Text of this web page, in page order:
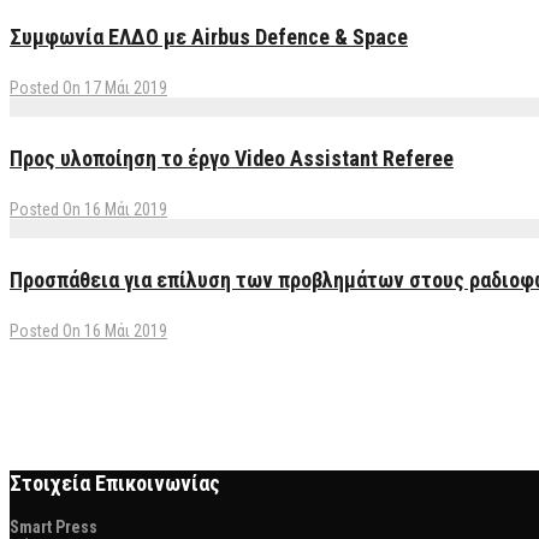
Συμφωνία ΕΛΔΟ με Airbus Defence & Space
Posted On 17 Μάι 2019
Προς υλοποίηση το έργο Video Assistant Referee
Posted On 16 Μάι 2019
Προσπάθεια για επίλυση των προβλημάτων στους
Posted On 16 Μάι 2019
Στοιχεία Επικοινωνίας
Smart Press